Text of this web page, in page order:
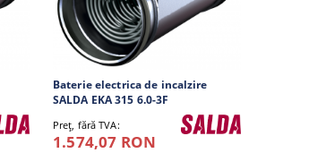
Baterie electrica de incalzire
SALDA EKA 315 6.0-3F
Preţ, fără TVA:
1.574,07 RON